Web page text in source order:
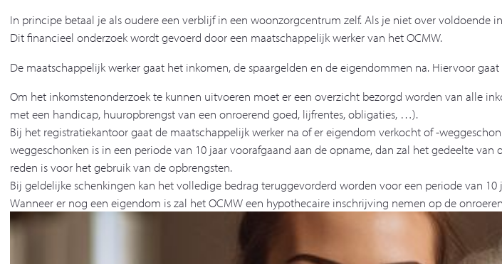
In principe betaal je als oudere een verblijf in een woonzorgcentrum zelf. Als je niet over
Dit financieel onderzoek wordt gevoerd door een maatschappelijk werker van het OCMW.
De maatschappelijk werker gaat het inkomen, de spaargelden en de eigendommen na. Hiervoor
Om het inkomstenonderzoek te kunnen uitvoeren moet er een overzicht bezorgd worden van alle
met een handicap, huuropbrengst van een onroerend goed, lijfrentes, obligaties, …).
Bij het registratiekantoor gaat de maatschappelijk werker na of er eigendom verkocht of -
weggeschonken is in een periode van 10 jaar voorafgaand aan de opname, dan zal het gedeelte
reden is voor het gebruik van de opbrengsten.
Bij geldelijke schenkingen kan het volledige bedrag teruggevorderd worden voor een periode van
Wanneer er nog een eigendom is zal het OCMW een hypothecaire inschrijving nemen op de